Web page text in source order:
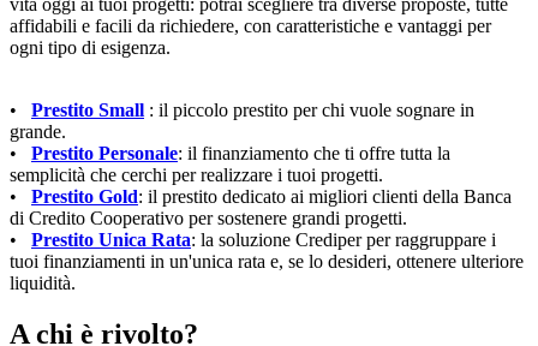
affidabili e facili da richiedere, con caratteristiche e vantaggi per
ogni tipo di esigenza.
• Prestito Small : il piccolo prestito per chi vuole sognare in
grande.
• Prestito Personale: il finanziamento che ti offre tutta la
semplicità che cerchi per realizzare i tuoi progetti.
• Prestito Gold: il prestito dedicato ai migliori clienti della Banca
di Credito Cooperativo per sostenere grandi progetti.
• Prestito Unica Rata: la soluzione Crediper per raggruppare i
tuoi finanziamenti in un'unica rata e, se lo desideri, ottenere ulteriore
liquidità.
A chi è rivolto?